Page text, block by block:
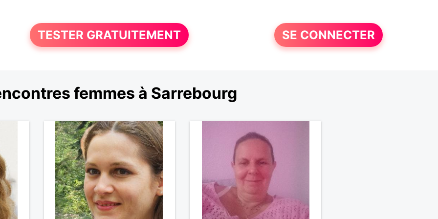
TESTER GRATUITEMENT SE CONNECTER
femmes à Sarrebourg